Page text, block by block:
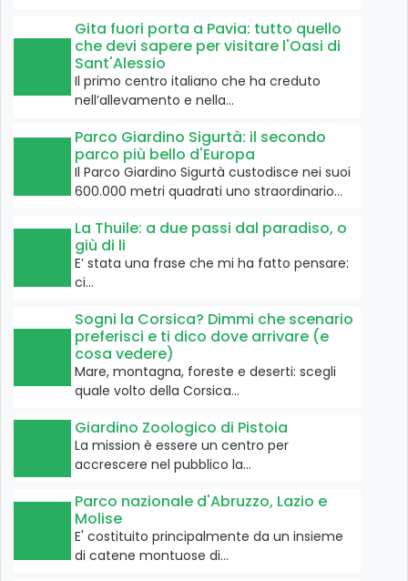
Gita fuori porta a Pavia: tutto quello
che devi sapere per visitare l'Oasi di
Sant'Alessio
Il primo centro italiano che ha creduto
nell’allevamento e nella…
Parco Giardino Sigurtà: il secondo
parco più bello d'Europa
Il Parco Giardino Sigurtà custodisce nei suoi
600.000 metri quadrati uno straordinario…
La Thuile: a due passi dal paradiso, o
giù di li
E’ stata una frase che mi ha fatto pensare:
ci…
Sogni la Corsica? Dimmi che scenario
preferisci e ti dico dove arrivare (e
cosa vedere)
Mare, montagna, foreste e deserti: scegli
quale volto della Corsica…
Giardino Zoologico di Pistoia
La mission è essere un centro per
accrescere nel pubblico la…
Parco nazionale d'Abruzzo, Lazio e
Molise
E' costituito principalmente da un insieme
di catene montuose di…